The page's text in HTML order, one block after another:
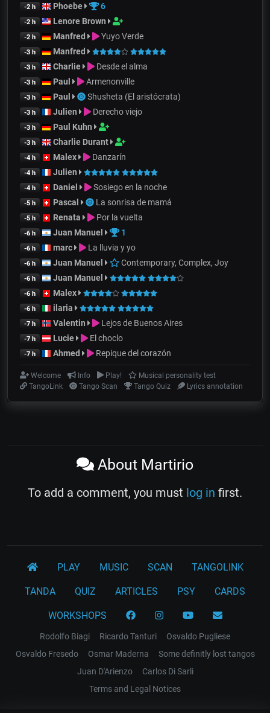
-2 h Phoebe 6
-2 h Lenore Brown
-2 h Manfred Yuyo Verde
-3 h Manfred
-3 h Charlie Desde el alma
-3 h Paul Armenonville
-3 h Paul Shusheta (El aristócrata)
-3 h Julien Derecho viejo
-3 h Paul Kuhn
-3 h Charlie Durant
-4 h Malex Danzarín
-4 h Julien
-4 h Daniel Sosiego en la noche
-5 h Pascal La sonrisa de mamá
-5 h Renata Por la vuelta
-6 h Juan Manuel 1
-6 h marc La lluvia y yo
-6 h Juan Manuel Contemporary, Complex, Joy
-6 h Juan Manuel
-6 h Malex
-6 h ilaria
-7 h Valentin Lejos de Buenos Aires
-7 h Lucie El choclo
-7 h Ahmed Repique del corazón
Welcome Info Play!
Musical personality test
TangoLink
Tango Scan Tango Quiz Lyrics annotation
About Martirio
To add a comment, you must log in first.
PLAY MUSIC SCAN TANGOLINK
TANDA QUIZ ARTICLES PSY CARDS
WORKSHOPS
Rodolfo Biagi Ricardo Tanturi
Osvaldo Pugliese
Osvaldo Fresedo
Osmar Maderna
Some definitly lost tangos
Juan D'Arienzo
Carlos Di Sarli
Terms and Legal Notices